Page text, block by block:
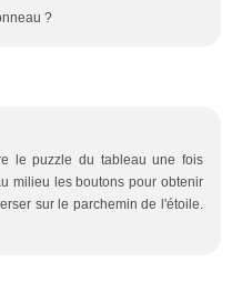
?
le puzzle du tableau une fois
milieu les boutons pour obtenir
sur le parchemin de l'étoile.